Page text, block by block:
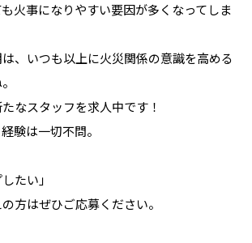
火事になりやすい要因が多くなってしま
、いつも以上に火災関係の意識を高める
なスタッフを求人中です！
験は一切不問。
たい」
方はぜひご応募ください。